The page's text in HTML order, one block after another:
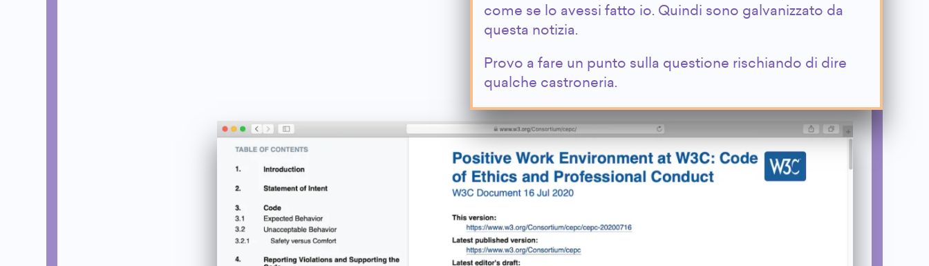
come se lo avessi fatto io. Quindi sono galvanizzato da
questa notizia.
Provo a fare un punto sulla questione rischiando di dire
qualche castroneria.